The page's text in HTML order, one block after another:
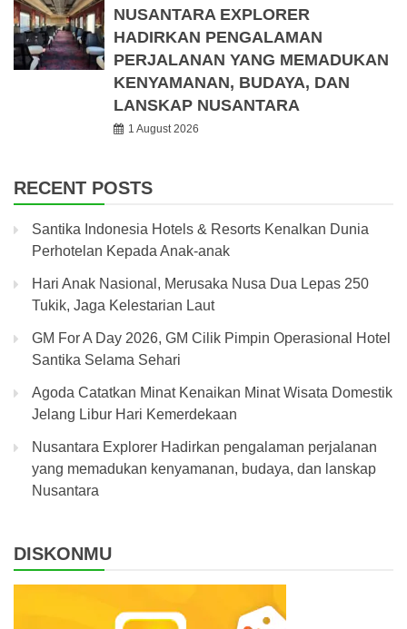
NUSANTARA EXPLORER
HADIRKAN PENGALAMAN
PERJALANAN YANG MEMADUKAN
KENYAMANAN, BUDAYA, DAN
LANSKAP NUSANTARA
1 August 2026
RECENT POSTS
Santika Indonesia Hotels & Resorts Kenalkan Dunia
Perhotelan Kepada Anak-anak
Hari Anak Nasional, Merusaka Nusa Dua Lepas 250
Tukik, Jaga Kelestarian Laut
GM For A Day 2026, GM Cilik Pimpin Operasional Hotel
Santika Selama Sehari
Agoda Catatkan Minat Kenaikan Minat Wisata Domestik
Jelang Libur Hari Kemerdekaan
Nusantara Explorer Hadirkan pengalaman perjalanan
yang memadukan kenyamanan, budaya, dan lanskap
Nusantara
DISKONMU